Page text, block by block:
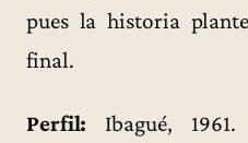
pues la historia
final.
Perfil: Ibagué,